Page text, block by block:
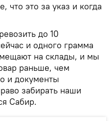
что это за указ и когда
до 10
и одного грамма
на склады, и мы
раньше, чем
и документы
забирать наши
Сабир.